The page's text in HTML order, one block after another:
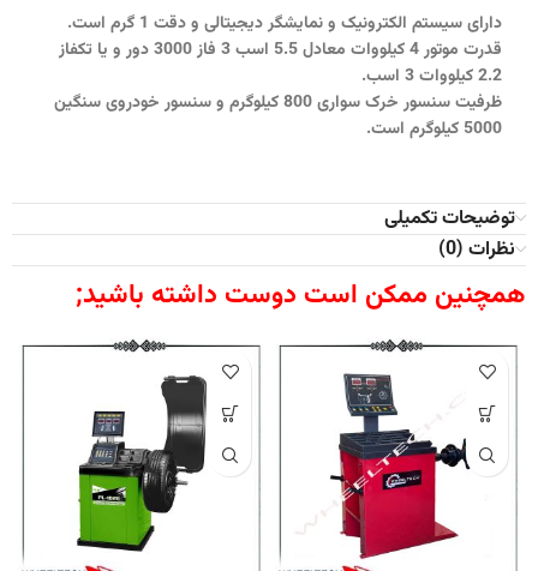
دارای سیستم الکترونیک و نمایشگر دیجیتالی و دقت 1 گرم است.
قدرت موتور 4 کیلووات معادل 5.5 اسب 3 فاز 3000 دور و یا تکفاز
2.2 کیلووات 3 اسب.
ظرفیت سنسور خرک سواری 800 کیلوگرم و سنسور خودروی سنگین
5000 کیلوگرم است.
توضیحات تکمیلی
نظرات (0)
همچنین ممکن است دوست داشته باشید;